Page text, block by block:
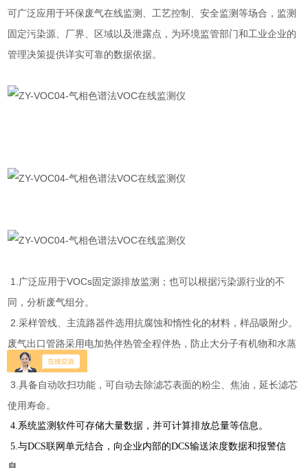
可广泛应用于环保废气在线监测、工艺控制、安全监测等场合，监测
固定污染源、厂界、区域以及泄露点，为环境监管部门和工业企业的
管理决策提供详实可靠的数据依据。
1.广泛应用于VOCs固定源排放监测；也可以根据污染源行业的不
同，分析废气组分。
2.采样管线、主流路器件选用抗腐蚀和惰性化的材料，样品吸附少。
废气出口管路采用电加热伴热管全程伴热，防止大分子有机物和水蒸
汽凝结。
3.具备自动吹扫功能，可自动去除滤芯表面的粉尘、焦油，延长滤芯
使用寿命。
4.系统监测软件可存储大量数据，并可计算排放总量等信息。
5.与DCS联网单元结合，向企业内部的DCS输送浓度数据和报警信